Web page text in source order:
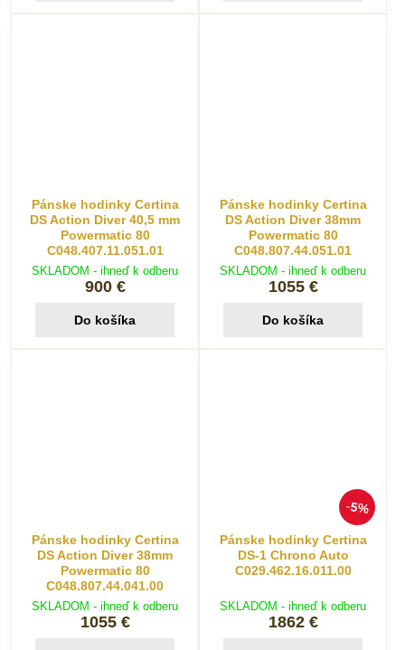
Pánske hodinky Certina
DS Action Diver 40,5 mm
Powermatic 80
C048.407.11.051.01
SKLADOM - ihneď k odberu
900 €
Do košíka
Pánske hodinky Certina
DS Action Diver 38mm
Powermatic 80
C048.807.44.051.01
SKLADOM - ihneď k odberu
1055 €
Do košíka
Pánske hodinky Certina
DS Action Diver 38mm
Powermatic 80
C048.807.44.041.00
SKLADOM - ihneď k odberu
1055 €
5%
Pánske hodinky Certina
DS-1 Chrono Auto
C029.462.16.011.00
SKLADOM - ihneď k odberu
1862 €